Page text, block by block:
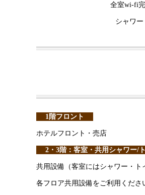
全室wi-fi
シャワ
1階フロント
ホテルフロント・売店
2・3階：客室・共用シャワー/
共用設備（客室にはシャワー・ト
各フロア共用設備をご利用くだ